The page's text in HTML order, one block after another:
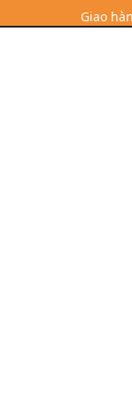
Giao